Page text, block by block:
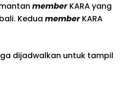
memberKARA yang
Kedua memberKARA
dijadwalkan untuk tampil